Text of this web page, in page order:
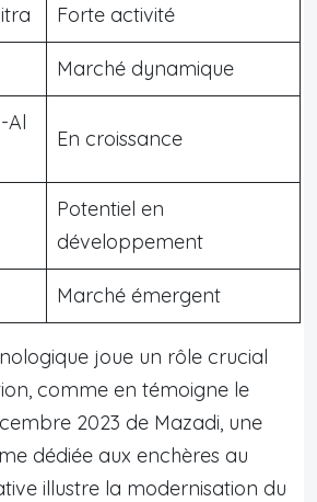
Forte activité
Marché dynamique
Al
En croissance
Potentiel en
développement
Marché émergent
joue un rôle crucial
comme en témoigne le
2023 de Mazadi, une
dédiée aux enchères au
illustre la modernisation du